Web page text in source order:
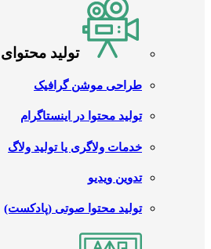
تولید
طراحی موشن گرافیک
تولید محتوا در اینستاگرام
خدمات ولاگری یا تولید ولاگ
تدوین ویدیو
تولید محتوا صوتی (پادکست)